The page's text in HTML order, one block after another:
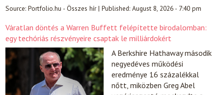
Source:Portfolio.hu - Összes hír|Published:August 8, 2026 - 7:40 pm
Váratlan döntés a Warren Buffett felépítette birodalomban:
egy techóriás részvényeire csaptak le milliárdokért
A Berkshire Hathaway második
negyedéves működési
eredménye 16 százalékkal
nőtt, miközben Greg Abel